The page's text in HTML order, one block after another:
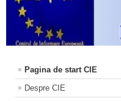
Pagina de start CIE
Despre CIE